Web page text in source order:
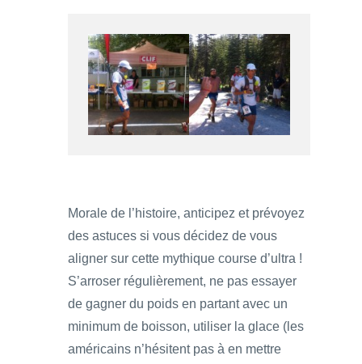
Morale de l’histoire, anticipez et prévoyez
des astuces si vous décidez de vous
aligner sur cette mythique course d’ultra !
S’arroser régulièrement, ne pas essayer
de gagner du poids en partant avec un
minimum de boisson, utiliser la glace (les
américains n’hésitent pas à en mettre